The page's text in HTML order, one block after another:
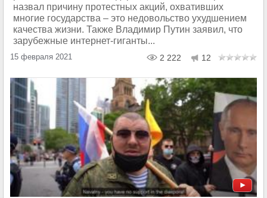
назвал причину протестных акций, охвативших
многие государства – это недовольство ухудшением
качества жизни. Также Владимир Путин заявил, что
зарубежные интернет-гиганты...
15 февраля 2021 2 222 12